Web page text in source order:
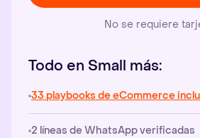
No se requiere
Todo en Small más:
33 playbooks de eCommerce
2 líneas de WhatsApp verificadas